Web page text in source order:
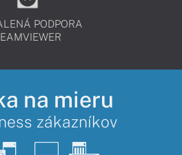
PODPORA
na mieru
zákazníkov